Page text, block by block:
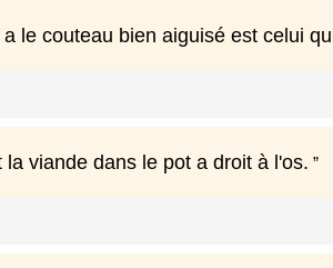
le couteau bien aiguisé est celui
la viande dans le pot a droit à l'os.